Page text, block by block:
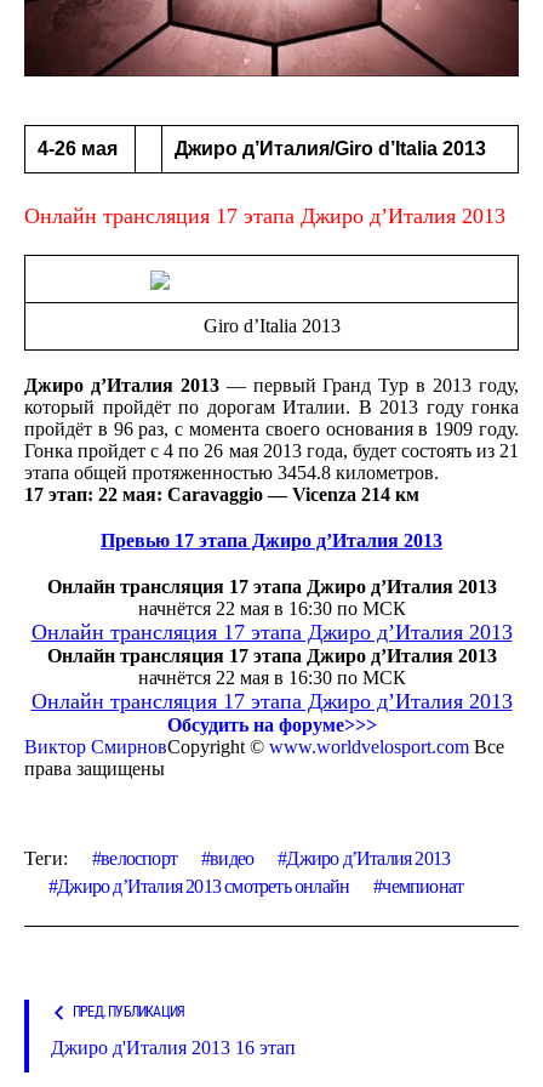
4-26 мая Джиро д’Италия/Giro d’Italia 2013
Онлайн трансляция 17 этапа Джиро д’Италия 2013
Giro d’Italia 2013
Джиро д’Италия 2013— первый Гранд Тур в 2013 году,
который пройдёт по дорогам Италии. В 2013 году гонка
пройдёт в 96 раз, с момента своего основания в 1909 году.
Гонка пройдет с 4 по 26 мая 2013 года, будет состоять из 21
этапа общей протяженностью 3454.8 километров.
17 этап: 22 мая: Caravaggio — Vicenza 214 км
Превью 17 этапа Джиро д’Италия 2013
Онлайн трансляция 17 этапа Джиро д’Италия 2013
начнётся 22 мая в 16:30 по МСК
Онлайн трансляция 17 этапа Джиро д’Италия 2013
Онлайн трансляция 17 этапа Джиро д’Италия 2013
начнётся 22 мая в 16:30 по МСК
Онлайн трансляция 17 этапа Джиро д’Италия 2013
Обсудить на форуме>>>
Виктор СмирновCopyright © www.worldvelosport.com Все
права защищены
Теги: велоспорт видео
Джиро д’Италия 2013
Джиро д’Италия 2013 смотреть онлайн
чемпионат
ПРЕД. ПУБЛИКАЦИЯ
Джиро д'Италия 2013 16 этап